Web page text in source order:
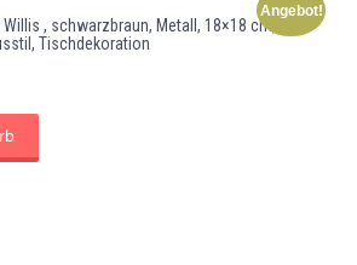
Angebot!
, schwarzbraun, Metall, 18×18 cm,
Tischdekoration